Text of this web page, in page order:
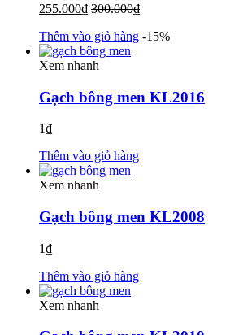
255.000₫ 300.000₫
Thêm vào giỏ hàng -15%
Xem nhanh
Gạch bông men KL2016
1₫
Thêm vào giỏ hàng
Xem nhanh
Gạch bông men KL2008
1₫
Thêm vào giỏ hàng
Xem nhanh